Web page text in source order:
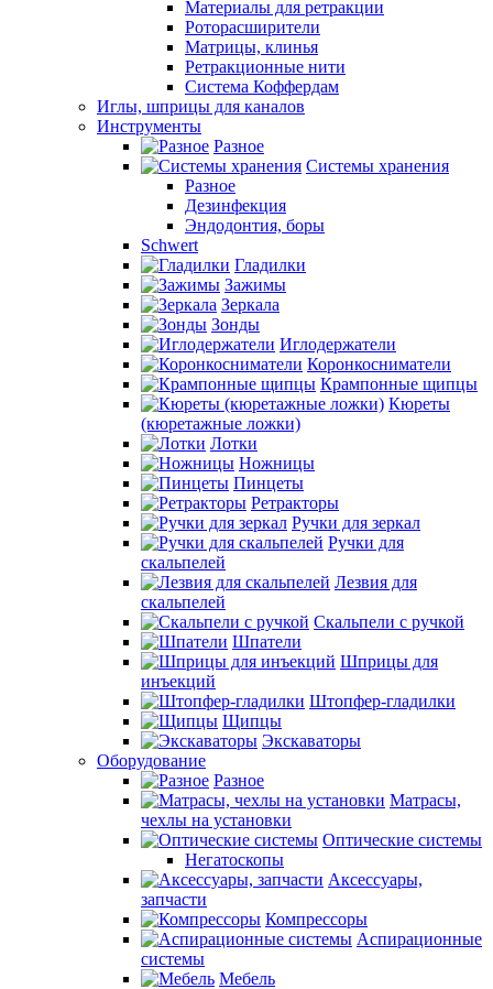
Материалы для ретракции
Роторасширители
Матрицы, клинья
Ретракционные нити
Система Коффердам
Иглы, шприцы для каналов
Инструменты
Разное
Системы хранения
Разное
Дезинфекция
Эндодонтия, боры
Schwert
Гладилки
Зажимы
Зеркала
Зонды
Иглодержатели
Коронкосниматели
Крампонные щипцы
Кюреты
(кюретажные ложки)
Лотки
Ножницы
Пинцеты
Ретракторы
Ручки для зеркал
Ручки для
скальпелей
Лезвия для
скальпелей
Скальпели с ручкой
Шпатели
Шприцы для
инъекций
Штопфер-гладилки
Щипцы
Экскаваторы
Оборудование
Разное
Матрасы,
чехлы на установки
Оптические системы
Негатоскопы
Аксессуары,
запчасти
Компрессоры
Аспирационные
системы
Мебель